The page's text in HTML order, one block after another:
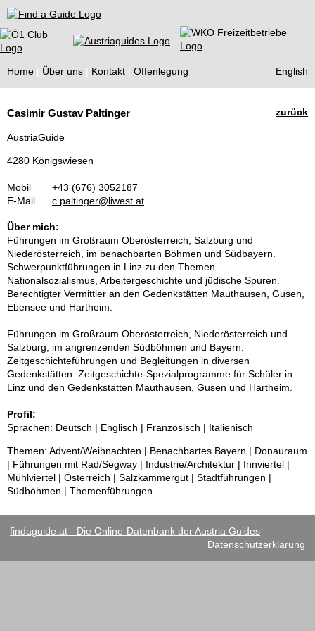
Find a Guide
Home Über uns Kontakt Offenlegung English
Guides
zurück
Casimir Gustav Paltinger
AustriaGuide
4280 Königswiesen
Mobil
+43 (676) 3052187
E-Mail
c.paltinger@liwest.at
Über mich:
Führungen im Großraum Oberösterreich, Salzburg und
Niederösterreich, im benachbarten Böhmen und Südbayern.
Schwerpunktführungen in Linz zu den Themen
Nationalsozialismus, Arbeitergeschichte und jüdische Spuren.
Berechtigter Vermittler an den Gedenkstätten Mauthausen, Gusen,
Ebensee und Hartheim.
Führungen im Großraum Oberösterreich, Niederösterreich und
Salzburg, im angrenzenden Südböhmen und Bayern.
Zeitgeschichteführungen und Begleitungen in diversen
Gedenkstätten. Zeitgeschichte-Spezialprogramme für Schüler in
Linz und den Gedenkstätten Mauthausen, Gusen und Hartheim.
Profil:
Sprachen: Deutsch | Englisch | Französisch | Italienisch
Themen: Advent/Weihnachten | Benachbartes Bayern | Donauraum
| Führungen mit Rad/Segway | Industrie/Architektur | Innviertel |
Mühlviertel | Österreich | Salzkammergut | Stadtführungen |
Südböhmen | Themenführungen
findaguide.at - Die Online-Datenbank der Austria Guides
Datenschutzerklärung